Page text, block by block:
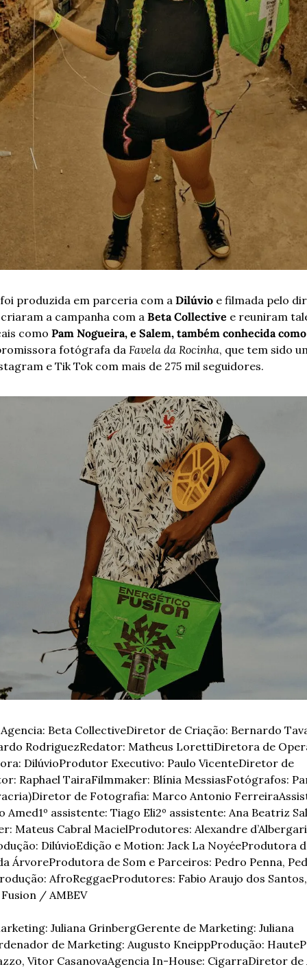
produzida em parceria com a Dilúvio e filmada pelo
a campanha com a Beta Collective e reuniram
como Pam Nogueira, e Salem, também conhecida
fotógrafa da Favela da Rocinha, que tem sido
e Tik Tok com mais de 275 mil seguidores.
Agencia: Beta CollectiveDiretor de Criação: Bernardo
RodriguezRedator: Matheus LorettiDiretora de
DilúvioProdutor Executivo: Paulo VicenteDiretor de
Raphael TairaFilmmaker: Blínia MessiasFotógrafos:
Diretor de Fotografia: Marco Antonio Ferreira
Amed1º assistente: Tiago Eli2º assistente: Ana Beatriz
Mateus Cabral MacielProdutores: Alexandre
DilúvioEdição e Motion: Jack La NoyéeProdutora
ÁrvoreProdutora de Som e Parceiros: Pedro Penna,
AfroReggaeProdutores: Fabio Araujo dos
/ AMBEV
Juliana GrinbergGerente de Marketing: Juliana
de Marketing: Augusto KneippProdução: Haute
Vitor CasanovaAgencia In-House: CigarraDiretor de